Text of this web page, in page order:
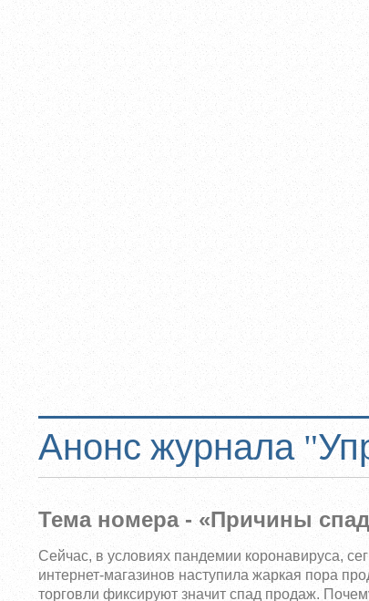
Анонс журнала
Тема номера - «Причины
Сейчас, в условиях пандемии коронавируса,
интернет-магазинов наступила жаркая пора
торговли фиксируют значит спад продаж.